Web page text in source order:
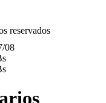
reservados
08